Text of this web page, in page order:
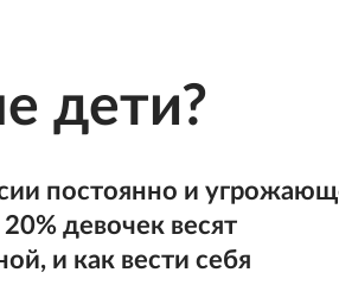
дети?
постоянно и
девочек весят
и как вести себя